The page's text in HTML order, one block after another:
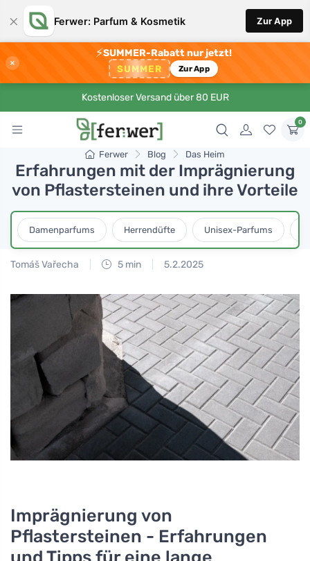
× Ferwer: Parfum & Kosmetik Zur App
×
⚡SUMMER-Rabatt nur jetzt!
SUMMER Zur App
Kostenloser Versand über 80 EUR
0
Ferwer Blog Das Heim
Erfahrungen mit der Imprägnierung
von Pflastersteinen und ihre Vorteile
Damenparfums Herrendüfte Unisex-Parfums
Tomáš Vařecha 5 min 5.2.2025
Imprägnierung von
Pflastersteinen - Erfahrungen
und Tipps für eine lange